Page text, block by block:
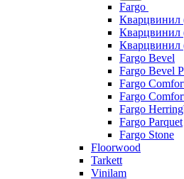
Fargo
Кварцвинил
Кварцвинил
Кварцвинил
Fargo Bevel
Fargo Bevel
Fargo
Fargo
Fargo
Fargo Parquet
Fargo Stone
Floorwood
Tarkett
Vinilam